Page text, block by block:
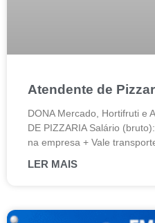
Atendente de
DONA Mercado, Hortifruti e
DE PIZZARIA Salário
na empresa + Vale
LER MAIS